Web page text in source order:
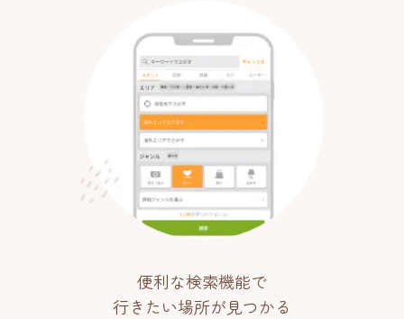
便利な検索機能で
行きたい場所が見つかる